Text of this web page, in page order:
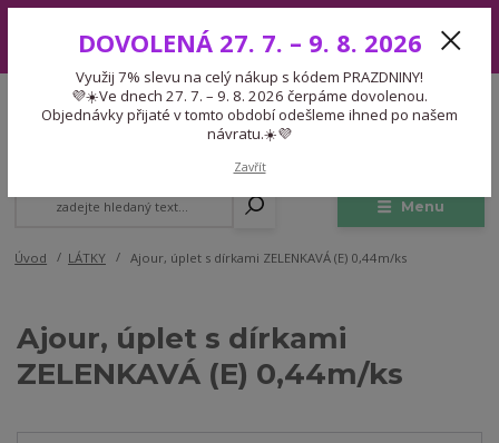
7. – 9. 8. 2026 čerpáme dovolenou. Objednávky přijaté v tomto období
odešleme ihned po našem návratu.☀️💜
Menu
CZK
Expedice 775 866 913
Po-Čt 9-15:30 Pá 9-14:30 Pauza 13-13:45
Úvod LÁTKY Ajour, úplet s dírkami ZELENKAVÁ (E) 0,44m/ks
Ajour, úplet s dírkami
ZELENKAVÁ (E) 0,44m/ks
DOVOLENÁ 27. 7. – 9. 8. 2026
Využij 7% slevu na celý nákup s kódem PRAZDNINY!
💜☀️Ve dnech 27. 7. – 9. 8. 2026 čerpáme dovolenou.
Objednávky přijaté v tomto období odešleme ihned po našem
návratu.☀️💜
Zavřít